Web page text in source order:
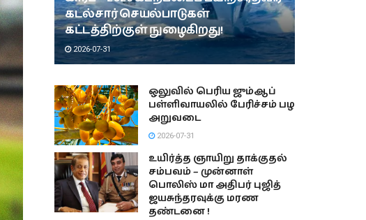
கடல்சார் செயல்பாடுகள்
கட்டத்திற்குள் நுழைகிறது!
2026-07-31
ஒலுவில் பெரிய ஜும்ஆப்
பள்ளிவாயலில் பேரிச்சம் பழ
அறுவடை
2026-07-31
உயிர்த்த ஞாயிறு தாக்குதல்
சம்பவம் – முன்னாள்
பொலிஸ் மா அதிபர் புஜித்
ஜயசுந்தரவுக்கு மரண
தண்டனை !